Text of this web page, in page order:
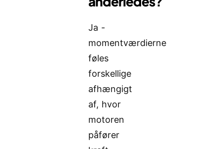
Ja -
momentværdierne
føles
forskellige
afhængigt
af, hvor
motoren
påfører